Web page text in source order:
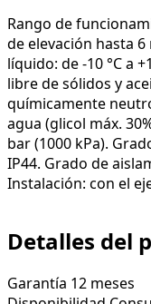
Rango de
de elevación hasta
líquido: de -10 °C a
libre de sólidos y
químicamente
agua (glicol máx.
bar (1000 kPa).
IP44. Grado de
Instalación: con el
Detalles del
Garantía 12 meses